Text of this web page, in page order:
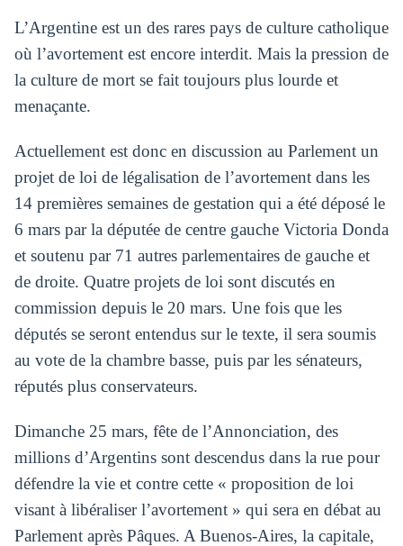
L’Argentine est un des rares pays de culture catholique
où l’avortement est encore interdit. Mais la pression de
la culture de mort se fait toujours plus lourde et
menaçante.
Actuellement est donc en discussion au Parlement un
projet de loi de légalisation de l’avortement dans les
14 premières semaines de gestation qui a été déposé le
6 mars par la députée de centre gauche Victoria Donda
et soutenu par 71 autres parlementaires de gauche et
de droite. Quatre projets de loi sont discutés en
commission depuis le 20 mars. Une fois que les
députés se seront entendus sur le texte, il sera soumis
au vote de la chambre basse, puis par les sénateurs,
réputés plus conservateurs.
Dimanche 25 mars, fête de l’Annonciation, des
millions d’Argentins sont descendus dans la rue pour
défendre la vie et contre cette « proposition de loi
visant à libéraliser l’avortement » qui sera en débat au
Parlement après Pâques. A Buenos-Aires, la capitale,